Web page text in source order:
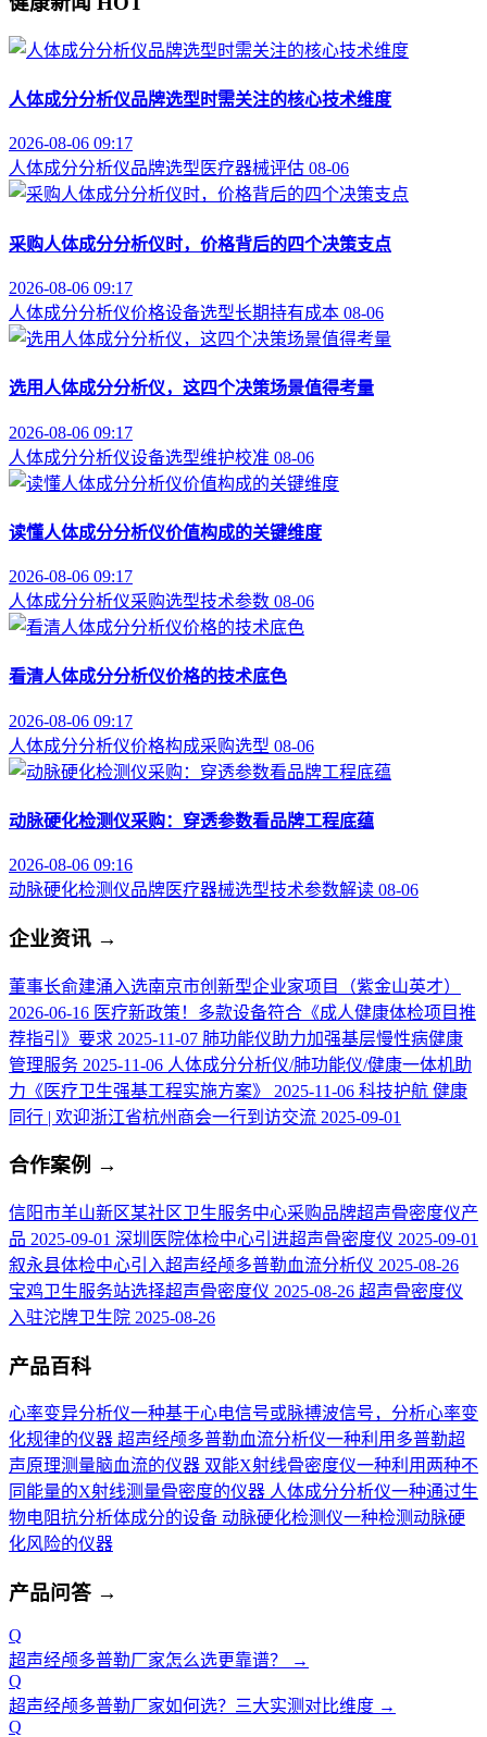
人体成分分析仪品牌选型时需关注的核心技术维度
2026-08-06 09:17
人体成分分析仪品牌选型 医疗器械评估 08-06
采购人体成分分析仪时，价格背后的四个决策支点
2026-08-06 09:17
人体成分分析仪价格设备选型长期持有成本 08-06
选用人体成分分析仪，这四个决策场景值得考量
2026-08-06 09:17
人体成分分析仪设备选型维护校准 08-06
读懂人体成分分析仪价值构成的关键维度
2026-08-06 09:17
人体成分分析仪采购选型技术参数 08-06
看清人体成分分析仪价格的技术底色
2026-08-06 09:17
人体成分分析仪价格构成采购选型 08-06
动脉硬化检测仪采购：穿透参数看品牌工程底蕴
2026-08-06 09:16
动脉硬化检测仪品牌医疗器械选型技术参数解读 08-06
企业资讯 →
董事长俞建涌入选南京市创新型企业家项目（紫金山英才）
2026-06-16 医疗新政策！多款设备符合《成人健康体检项目推
荐指引》要求 2025-11-07 肺功能仪助力加强基层慢性病健康
管理服务 2025-11-06 人体成分分析仪/肺功能仪/健康一体机助
力《医疗卫生强基工程实施方案》
2025-11-06 科技护航 健康
同行 | 欢迎浙江省杭州商会一行到访交流 2025-09-01
合作案例 →
信阳市羊山新区某社区卫生服务中心采购品牌超声骨密度仪产
品 2025-09-01 深圳医院体检中心引进超声骨密度仪 2025-09-01
叙永县体检中心引入超声经颅多普勒血流分析仪 2025-08-26
宝鸡卫生服务站选择超声骨密度仪 2025-08-26 超声骨密度仪
入驻沱牌卫生院 2025-08-26
产品百科
心率变异分析仪一种基于心电信号或脉搏波信号，分析心率变
化规律的仪器 超声经颅多普勒血流分析仪一种利用多普勒超
声原理测量脑血流的仪器 双能X射线骨密度仪一种利用两种不
同能量的X射线测量骨密度的仪器 人体成分分析仪一种通过生
物电阻抗分析体成分的设备 动脉硬化检测仪一种检测动脉硬
化风险的仪器
产品问答 →
Q
超声经颅多普勒厂家怎么选更靠谱？
→
Q
超声经颅多普勒厂家如何选？三大实测对比维度 →
Q